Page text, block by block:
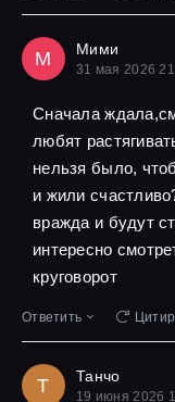
М Мими
31 мая 2026
Сначала
любят
нельзя было,
и жили
вражда и будут
интересно
круговорот
Ответить
Т Танчо
19 июня 2026